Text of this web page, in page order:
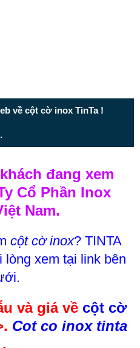
về cột cờ inox TinTa !
đang xem
Cổ Phần Inox
Nam.
cột cờ inox? TINTA
lòng xem tại link bên
và giá về cột cờ
Cot co inox tinta
.